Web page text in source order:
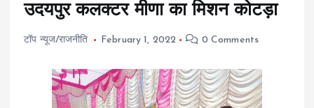
उदयपुर कलक्टर मीणा का मिशन कोटड़ा
टॉप न्यूज/राजनीति February 1, 2022 0 Comments